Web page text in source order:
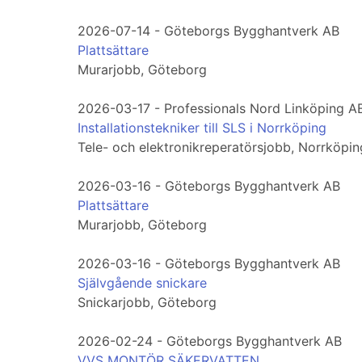
2026-07-14 - Göteborgs Bygghantverk AB
Plattsättare
Murarjobb, Göteborg
2026-03-17 - Professionals Nord Linköping
Installationstekniker till SLS i Norrköping
Tele- och elektronikreperatörsjobb,
2026-03-16 - Göteborgs Bygghantverk AB
Plattsättare
Murarjobb, Göteborg
2026-03-16 - Göteborgs Bygghantverk AB
Självgående snickare
Snickarjobb, Göteborg
2026-02-24 - Göteborgs Bygghantverk AB